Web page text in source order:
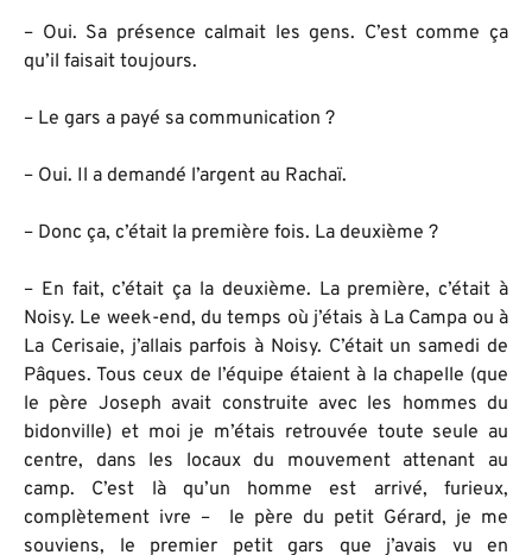
– Oui. Sa présence calmait les gens. C’est comme ça
qu’il faisait toujours.
– Le gars a payé sa communication ?
– Oui. Il a demandé l’argent au Rachaï.
– Donc ça, c’était la première fois. La deuxième ?
– En fait, c’était ça la deuxième. La première, c’était à
Noisy. Le week-end, du temps où j’étais à La Campa ou à
La Cerisaie, j’allais parfois à Noisy. C’était un samedi de
Pâques. Tous ceux de l’équipe étaient à la chapelle (que
le père Joseph avait construite avec les hommes du
bidonville) et moi je m’étais retrouvée toute seule au
centre, dans les locaux du mouvement attenant au
camp. C’est là qu’un homme est arrivé, furieux,
complètement ivre – le père du petit Gérard, je me
souviens, le premier petit gars que j’avais vu en